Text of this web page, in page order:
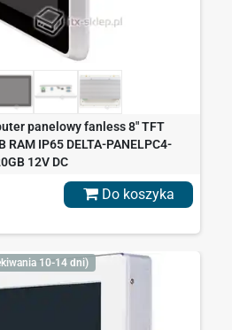
panelowy fanless 8" TFT
RAM IP65 DELTA-PANELPC4-
12V DC
Do koszyka
10-14 dni)